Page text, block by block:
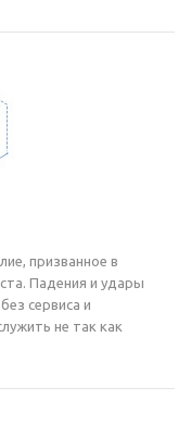
призванное в
Падения и удары
сервиса и
не так как